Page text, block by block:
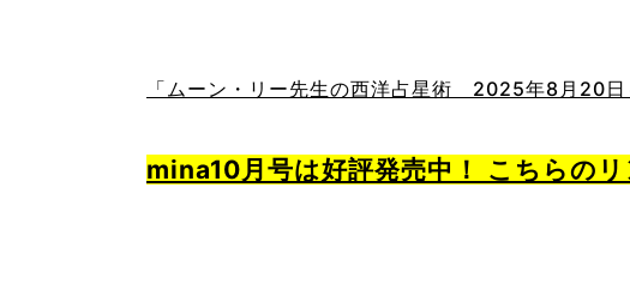
「ムーン・リー先生の西洋占星術 2025年8月20
mina10月号は好評発売中！ こちらの